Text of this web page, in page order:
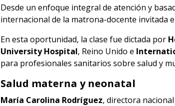
Desde un enfoque integral de atención y
internacional de la matrona-docente invitada
En esta oportunidad, la clase fue dictada por
University Hospital, Reino Unido e
para profesionales sanitarios sobre salud y
Salud materna y neonatal
María Carolina Rodríguez, directora nacional